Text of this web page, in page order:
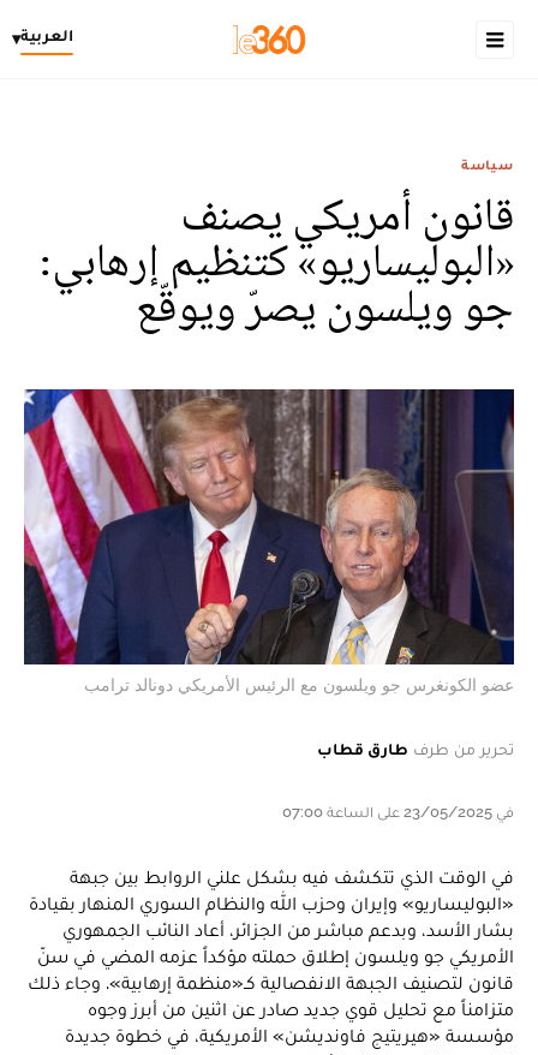
العربية▾
سياسة
قانون أمريكي يصنف
«البوليساريو» كتنظيم إرهابي:
جو ويلسون يصرّ ويوقّع
عضو الكونغرس جو ويلسون مع الرئيس الأمريكي دونالد ترامب
تحرير من طرف طارق قطاب
في 23/05/2025 على الساعة 07:00
في الوقت الذي تتكشف فيه بشكل علني الروابط بين جبهة
«البوليساريو» وإيران وحزب الله والنظام السوري المنهار بقيادة
بشار الأسد، وبدعم مباشر من الجزائر، أعاد النائب الجمهوري
الأمريكي جو ويلسون إطلاق حملته مؤكداً عزمه المضي في سنّ
قانون لتصنيف الجبهة الانفصالية كـ«منظمة إرهابية». وجاء ذلك
متزامناً مع تحليل قوي جديد صادر عن اثنين من أبرز وجوه
مؤسسة «هيريتيج فاونديشن» الأمريكية، في خطوة جديدة